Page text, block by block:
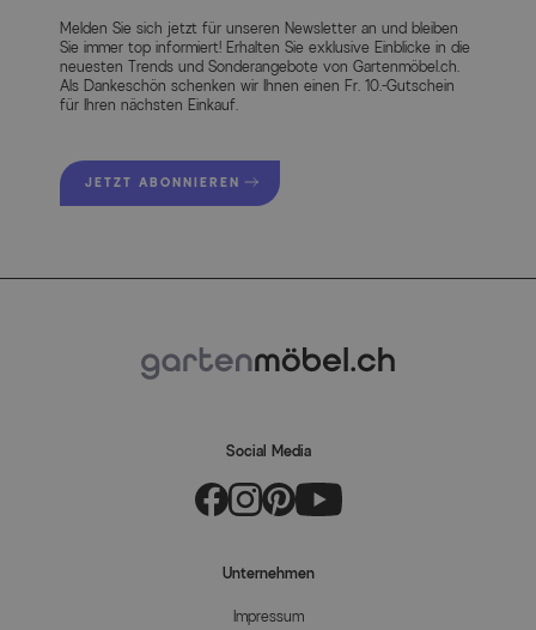
Melden Sie sich jetzt für unseren Newsletter an und bleiben
Sie immer top informiert! Erhalten Sie exklusive Einblicke in die
neuesten Trends und Sonderangebote von Gartenmöbel.ch.
Als Dankeschön schenken wir Ihnen einen Fr. 10.-Gutschein
für Ihren nächsten Einkauf.
JETZT ABONNIEREN
Social Media
Unternehmen
Impressum